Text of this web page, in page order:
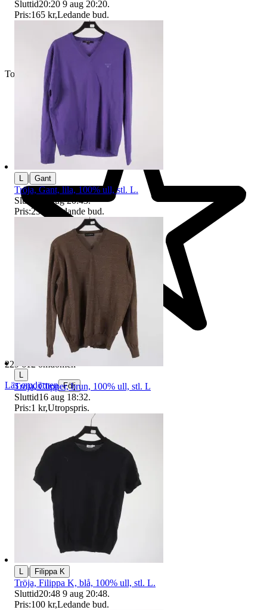
Toppsäljare
229 612 omdömen
Läs omdömen Följ
Sluttid20:20 9 aug 20:20.
Pris:165 kr,Ledande bud.
| Gant
Tröja, Gant, lila, 100% ull, stl. L.
Sluttid
16 aug 20:43.
Pris:25 kr Ledande bud.
Tröja, Clipper, brun, 100% ull, stl. L
Sluttid16 aug 18:32.
Pris:1 kr,Utropspris.
| Filippa K
Tröja, Filippa K, blå, 100% ull, stl. L.
Sluttid20:48 9 aug 20:48.
Pris:100 kr,Ledande bud.